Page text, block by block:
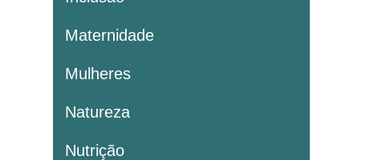
Maternidade
Mulheres
Natureza
Nutrição